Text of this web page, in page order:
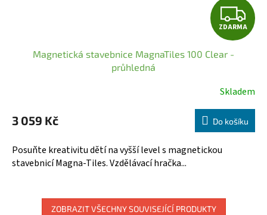
Z
D
R
M
A
ZDARMA
Magnetická stavebnice MagnaTiles 100 Clear -
průhledná
produktu
5,0
z
Skladem
3 059 Kč Do košíku
Posuňte kreativitu dětí na vyšší level s magnetickou
stavebnicí Magna-Tiles. Vzdělávací hračka...
ZOBRAZIT VŠECHNY SOUVISEJÍCÍ PRODUKTY